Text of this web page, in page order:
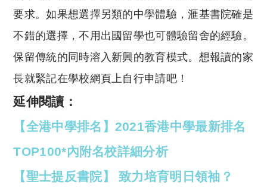
要求。如果想選擇另類的中學體驗，滙基書院確是
不錯的選擇，不用出國留學也可體驗留舍的經驗。
保留傳統的同時溶入新興的教育模式。想報讀的家
長就緊記在學校網頁上自行申請吧！
延伸閱讀：
【全港中學排名】2021香港中學最新排名
TOP100*內附名校詳細分析
【聖士提反書院】 致力培育明日領袖？